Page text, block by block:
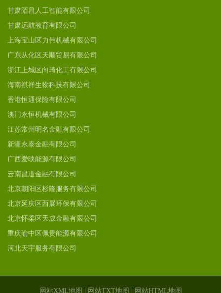
甘肃陌昌人工智能有限公司
甘肃远航教育有限公司
上海宝山区力伟机械有限公司
广东从化区天顺贸易有限公司
浙江上城区向琦化工有限公司
海南祺祥生物科技有限公司
香港恒通保险有限公司
澳门永恒机械有限公司
江苏常州明名金融有限公司
新疆永泰金融有限公司
广西爱映能源有限公司
云南昌道金融有限公司
北京朝阳区杉隆服务有限公司
北京延庆区西展环保有限公司
北京怀柔区天成金融有限公司
重庆渝中区佩贵能源有限公司
河北天宇服务有限公司
网站XML地图 网站TXT地图 网站HTML地图